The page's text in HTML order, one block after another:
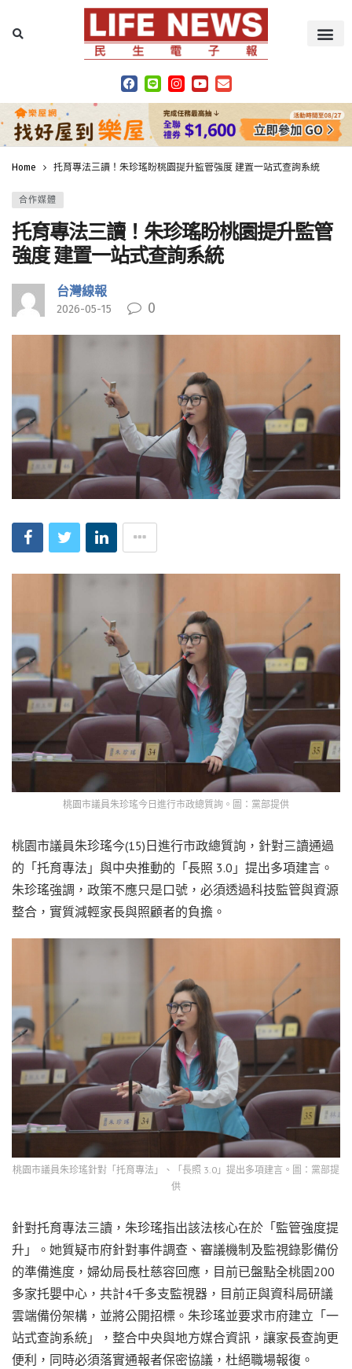
Home 托育專法三讀！朱珍瑤盼桃園提升監管強度 建置一站式查詢系統
合作媒體
托育專法三讀！朱珍瑤盼桃園提升監管
強度 建置一站式查詢系統
台灣線報
2026-05-15 0
桃園市議員朱珍瑤今日進行市政總質詢。圖：黨部提供
桃園市議員朱珍瑤今(15)日進行市政總質詢，針對三讀通過
的「托育專法」與中央推動的「長照 3.0」提出多項建言。
朱珍瑤強調，政策不應只是口號，必須透過科技監管與資源
整合，實質減輕家長與照顧者的負擔。
桃園市議員朱珍瑤針對「托育專法」、「長照 3.0」提出多項建言。圖：黨部提
供
針對托育專法三讀，朱珍瑤指出該法核心在於「監管強度提
升」。她質疑市府針對事件調查、審議機制及監視錄影備份
的準備進度，婦幼局長杜慈容回應，目前已盤點全桃園200
多家托嬰中心，共計4千多支監視器，目前正與資科局研議
雲端備份架構，並將公開招標。朱珍瑤並要求市府建立「一
站式查詢系統」，整合中央與地方媒合資訊，讓家長查詢更
便利，同時必須落實通報者保密協議，杜絕職場報復。